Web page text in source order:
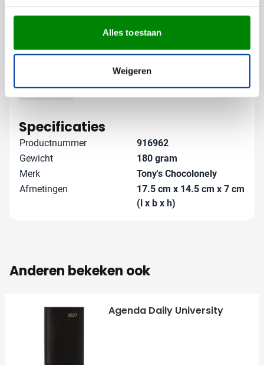
Alles toestaan
Weigeren
krachtige boodschap die blijft hangen. Met een snelle
levertijd zorgen we dat je ruim op tijd bent voor de
paasdagen. Neem contact met ons op en we denken
graag met je mee over het perfecte paasgeschenk!
Specificaties
Productnummer
916962
Gewicht
180 gram
Merk
Tony's Chocolonely
Afmetingen
17.5 cm x 14.5 cm x 7 cm
(l x b x h)
Anderen bekeken ook
Agenda Daily University